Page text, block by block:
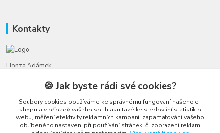
Kontakty
Honza Adámek
(Po-Ne, 9-21 hod.)
honza@autahracky.cz
🍪 Jak byste rádi své cookies?
Soubory cookies používáme ke správnému fungování našeho e-
shopu a v případě vašeho souhlasu také ke sledování statistik o
webu, měření efektivity reklamních kampaní, zapamatování vašeho
oblíbeného nastavení při používání stránek, či zobrazení reklam